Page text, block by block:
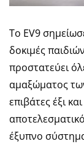
Το EV9
δοκιμές
προστατεύει
αμαξώματος
επιβάτες έξι
έξυπνο